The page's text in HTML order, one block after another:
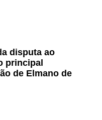
disputa ao
principal
de Elmano de